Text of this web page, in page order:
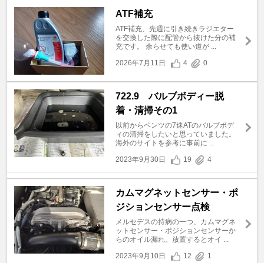
ATF補充
ATF補充、先週に引き続きラジエター
を交換した際に配管から抜けた分の補
充です。 余らせても使い道が ...
2026年7月11日
4 0
722.9 バルブボディー脱
着・清掃その1
以前からベンツの7速ATのバルブボデ
ィの清掃をしたいと思っていました。
海外のサイトを参考に事前に ...
2023年9月30日
19 4
カムマグネットセンサー・ポ
ジションセンサー点検
メルセデスの持病の一つ、カムマグネ
ットセンサー・ポジションセンサーか
らのオイル漏れ。放置するとオイ ...
2023年9月10日
12 1